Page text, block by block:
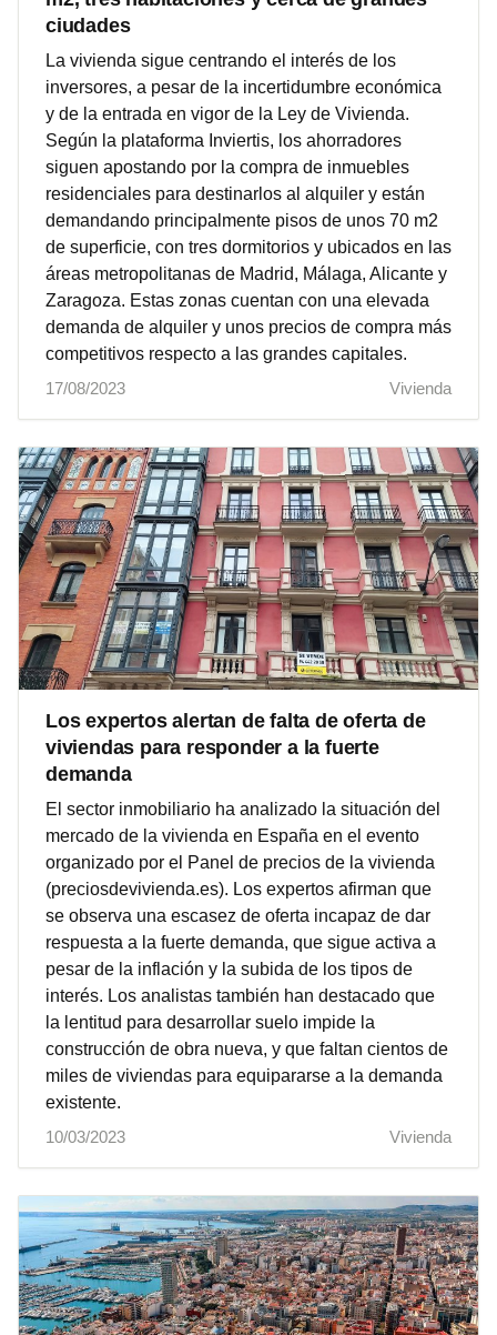
ciudades
La vivienda sigue centrando el interés de los
inversores, a pesar de la incertidumbre económica
y de la entrada en vigor de la Ley de Vivienda.
Según la plataforma Inviertis, los ahorradores
siguen apostando por la compra de inmuebles
residenciales para destinarlos al alquiler y están
demandando principalmente pisos de unos 70 m2
de superficie, con tres dormitorios y ubicados en las
áreas metropolitanas de Madrid, Málaga, Alicante y
Zaragoza. Estas zonas cuentan con una elevada
demanda de alquiler y unos precios de compra más
competitivos respecto a las grandes capitales.
17/08/2023
Vivienda
Los expertos alertan de falta de oferta de
viviendas para responder a la fuerte
demanda
El sector inmobiliario ha analizado la situación del
mercado de la vivienda en España en el evento
organizado por el Panel de precios de la vivienda
(preciosdevivienda.es). Los expertos afirman que
se observa una escasez de oferta incapaz de dar
respuesta a la fuerte demanda, que sigue activa a
pesar de la inflación y la subida de los tipos de
interés. Los analistas también han destacado que
la lentitud para desarrollar suelo impide la
construcción de obra nueva, y que faltan cientos de
miles de viviendas para equipararse a la demanda
existente.
10/03/2023
Vivienda